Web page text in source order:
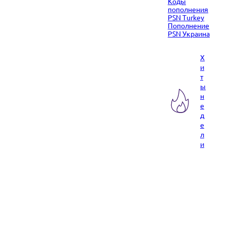
пополнения
PSN Turkey
Пополнение
PSN Украина
Х
и
т
ы
н
е
д
е
л
и